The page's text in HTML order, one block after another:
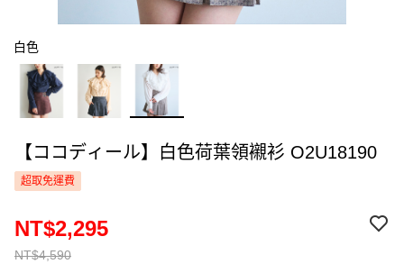
白色
【ココディール】白色荷葉領襯衫 O2U18190
超取免運費
NT$4,590
NT$2,295